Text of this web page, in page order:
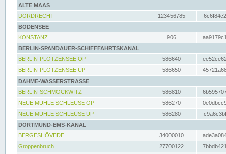
ALTE MAAS
DORDRECHT
123456785
BODENSEE
KONSTANZ
906
BERLIN-SPANDAUER-SCHIFFFAHRTSKANAL
BERLIN-PLÖTZENSEE OP
586640
BERLIN-PLÖTZENSEE UP
586650
DAHME-WASSERSTRASSE
BERLIN-SCHMÖCKWITZ
586810
NEUE MÜHLE SCHLEUSE OP
586270
NEUE MÜHLE SCHLEUSE UP
586280
DORTMUND-EMS-KANAL
BERGESHÖVEDE
34000010
Groppenbruch
27700122